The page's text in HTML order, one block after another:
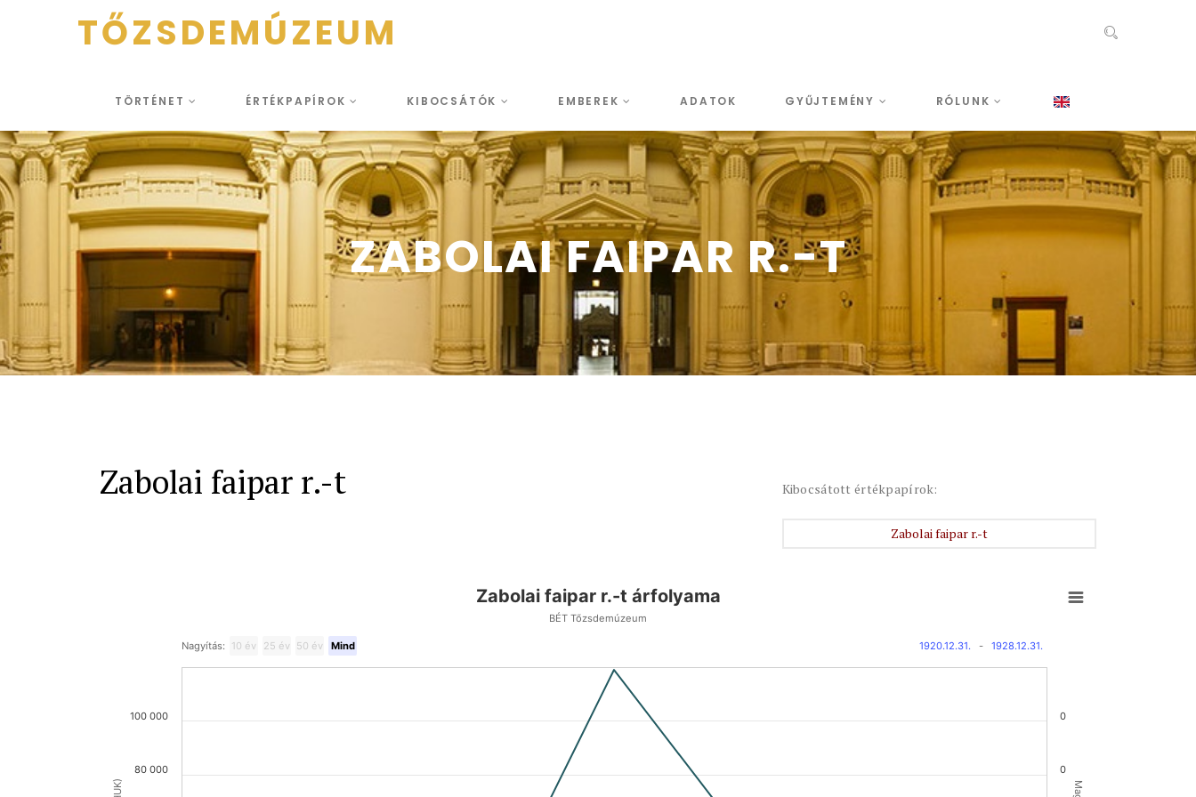
TŐZSDEMÚZEUM
TÖRTÉNET ÉRTÉKPAPÍROK KIBOCSÁTÓK EMBEREK ADATOK GYŰJTEMÉNY RÓLUNK
ZABOLAI FAIPAR R.-T
Zabolai faipar r.-t Kibocsátott értékpapírok:
Zabolai faipar r.-t
Zabolai faipar r.-t árfolyama
BÉT Tőzsdemúzeum
Nagyítás: 10 év 25 év 50 év Mind 1920.12.31. - 1928.12.31.
80 000
100 000
0
0